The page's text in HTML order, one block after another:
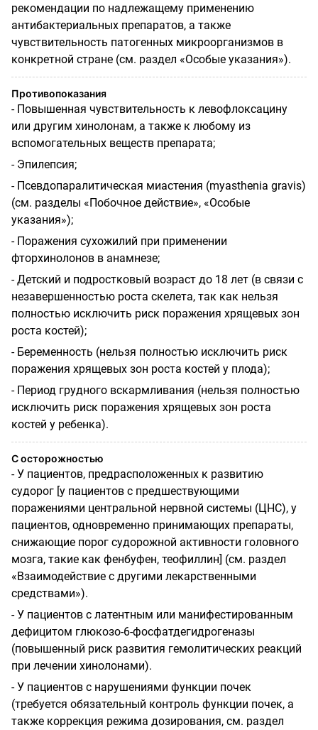
рекомендации по надлежащему применению
антибактериальных препаратов, а также
чувствительность патогенных микроорганизмов в
конкретной стране (см. раздел «Особые указания»).
Противопоказания
- Повышенная чувствительность к левофлоксацину
или другим хинолонам, а также к любому из
вспомогательных веществ препарата;
- Эпилепсия;
- Псевдопаралитическая миастения (myasthenia gravis)
(см. разделы «Побочное действие», «Особые
указания»);
- Поражения сухожилий при применении
фторхинолонов в анамнезе;
- Детский и подростковый возраст до 18 лет (в связи с
незавершенностью роста скелета, так как нельзя
полностью исключить риск поражения хрящевых зон
роста костей);
- Беременность (нельзя полностью исключить риск
поражения хрящевых зон роста костей у плода);
- Период грудного вскармливания (нельзя полностью
исключить риск поражения хрящевых зон роста
костей у ребенка).
С осторожностью
- У пациентов, предрасположенных к развитию
судорог [у пациентов с предшествующими
поражениями центральной нервной системы (ЦНС), у
пациентов, одновременно принимающих препараты,
снижающие порог судорожной активности головного
мозга, такие как фенбуфен, теофиллин] (см. раздел
«Взаимодействие с другими лекарственными
средствами»).
- У пациентов с латентным или манифестированным
дефицитом глюкозо-6-фосфатдегидрогеназы
(повышенный риск развития гемолитических реакций
при лечении хинолонами).
- У пациентов с нарушениями функции почек
(требуется обязательный контроль функции почек, а
также коррекция режима дозирования, см. раздел